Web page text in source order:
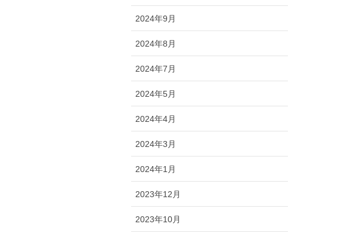
2024年9月
2024年8月
2024年7月
2024年5月
2024年4月
2024年3月
2024年1月
2023年12月
2023年10月